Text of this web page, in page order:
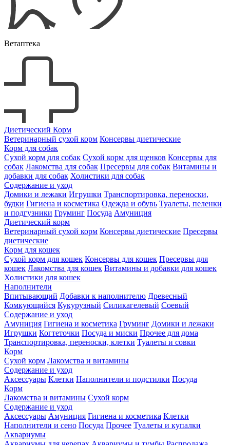
Ветаптека
Диетический Корм
Ветеринарный сухой корм Консервы диетические
Корм для собак
Сухой корм для собак Сухой корм для щенков Консервы для
собак Лакомства для собак Пресервы для собак Витамины и
добавки для собак Холистики для собак
Содержание и уход
Домики и лежаки Игрушки Транспортировка, переноски,
будки Гигиена и косметика Одежда и обувь Туалеты, пеленки
и подгузники Груминг Посуда Амуниция
Диетический корм
Ветеринарный сухой корм Консервы диетические Пресервы
диетические
Корм для кошек
Сухой корм для кошек Консервы для кошек Пресервы для
кошек Лакомства для кошек Витамины и добавки для кошек
Холистики для кошек
Наполнители
Впитывающий Добавки к наполнителю Древесный
Комкующийся Кукурузный Силикагелевый Соевый
Содержание и уход
Амуниция Гигиена и косметика Груминг Домики и лежаки
Игрушки Когтеточки Посуда и миски Прочее для дома
Транспортировка, переноски, клетки Туалеты и совки
Корм
Сухой корм Лакомства и витамины
Содержание и уход
Аксессуары Клетки Наполнители и подстилки Посуда
Корм
Лакомства и витамины Сухой корм
Содержание и уход
Аксессуары Амуниция Гигиена и косметика Клетки
Наполнители и сено Посуда Прочее Туалеты и купалки
Аквариумы